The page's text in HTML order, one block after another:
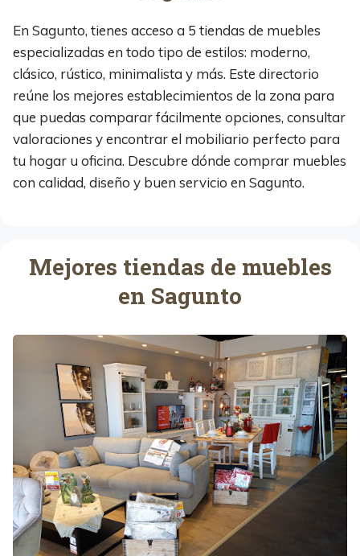
En Sagunto, tienes acceso a 5 tiendas de muebles
especializadas en todo tipo de estilos: moderno,
clásico, rústico, minimalista y más. Este directorio
reúne los mejores establecimientos de la zona para
que puedas comparar fácilmente opciones, consultar
valoraciones y encontrar el mobiliario perfecto para
tu hogar u oficina. Descubre dónde comprar muebles
con calidad, diseño y buen servicio en Sagunto.
Mejores tiendas de muebles
en Sagunto
C
a
m
a
S
a